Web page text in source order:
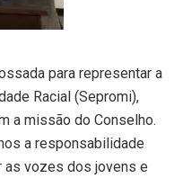
para representar a
Racial (Sepromi),
a missão do Conselho.
a responsabilidade
as vozes dos jovens e